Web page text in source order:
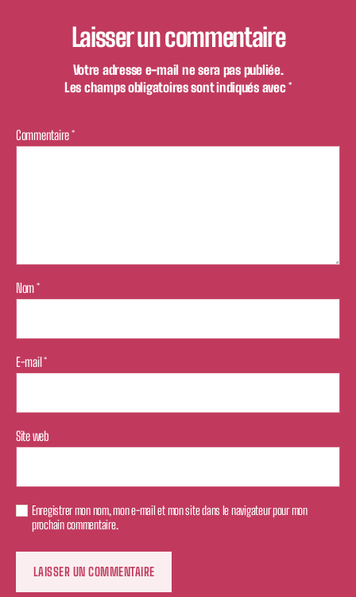
Laisser un commentaire
Votre adresse e-mail ne sera pas publiée.
Les champs obligatoires sont indiqués avec*
Commentaire*
Nom*
E-mail*
Site web
Enregistrer mon nom, mon e-mail et mon site dans le navigateur pour mon
prochain commentaire.